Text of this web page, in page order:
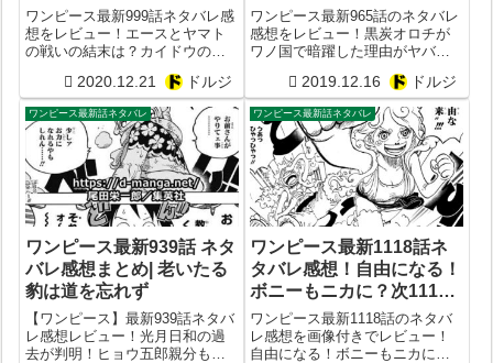
1000話予想
ワンピース最新999話ネタバレ感
想をレビュー！エースとヤマト
の戦いの結末は？カイドウの悪
最新1000話予想
2020.12.21 ドルジ
タ！最新966話の展開予想
まとめ！
ワンピース最新965話のネタバレ
感想をレビュー！黒炭オロチが
ワノ国で暗躍した理由がヤバす
た時期も判明？
2019.12.16 ドルジ
ワンピース最新話ネタバレ
ワンピース最新939話 ネタ
バレ感想まとめ| 老いたる
豹は道を忘れず
【ワンピース】最新939話ネタバ
レ感想レビュー！光月日和の過
去が判明！ヒョウ五郎親分もま
ワンピース最新話ネタバレ
ワンピース最新1118話ネ
タバレ感想！自由になる！
ボニーもニカに？次1119
話予想
ワンピース最新1118話のネタバ
レ感想を画像付きでレビュー！
自由になる！ボニーもニカに？